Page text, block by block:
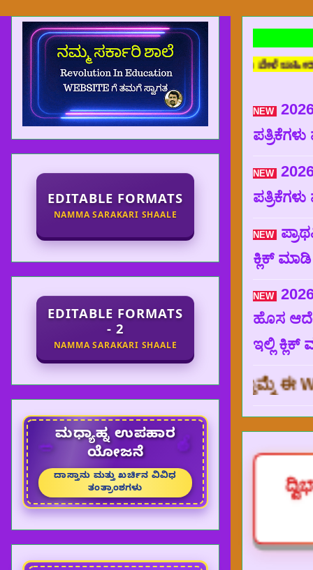
ವೆಬ್ ಸೈಟ್ ಆಗಿರುತ್ತದೆ. ಒಂದು ವೇಳೆ ಜಾಹೀರಾತು
NEW
NEW
NEW
ಕ್ಲಿಕ್
NEW
ಹೊಸ
ಇಲ್ಲಿ ಕ್ಲಿಕ್
ಧನ್ಯವಾದಗಳು, ಮತ್ತೊಮ್ಮೆ ಈ WEBSITE ಗೆ
EDITABLE FORMATS
NAMMA SARAKARI SHAALE
EDITABLE FORMATS
- 2
NAMMA SARAKARI SHAALE
🥗ಮಧ್ಯಾಹ್ನ ಉಪಹಾರ
ಯೋಜನೆ
🍎
ದಾಸ್ತಾನು ಮತ್ತು ಖರ್ಚಿನ ವಿವಿಧ
ತಂತ್ರಾಂಶಗಳು